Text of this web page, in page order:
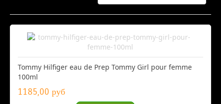
Tommy Hilfiger eau de Prep Tommy Girl pour femme
100ml
1185,00 руб